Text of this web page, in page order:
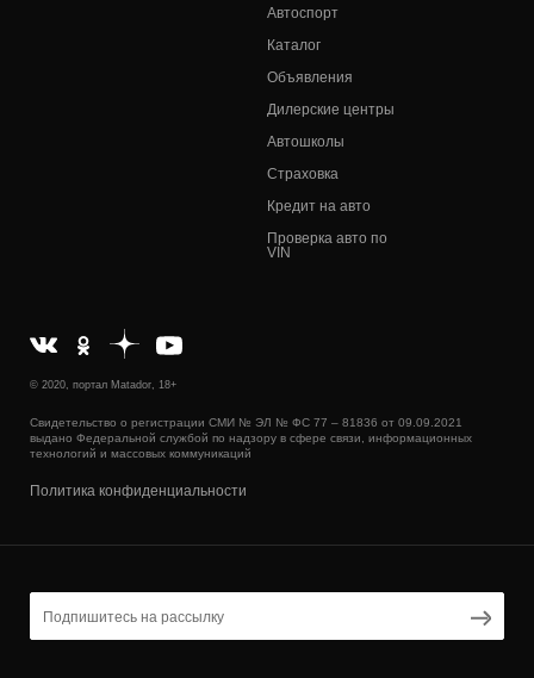
Автоспорт
Каталог
Объявления
Дилерские центры
Автошколы
Страховка
Кредит на авто
Проверка авто по
VIN
© 2020, портал Matador, 18+
Свидетельство о регистрации СМИ № ЭЛ № ФС 77 – 81836 от 09.09.2021
выдано Федеральной службой по надзору в сфере связи, информационных
технологий и массовых коммуникаций
Политика конфиденциальности